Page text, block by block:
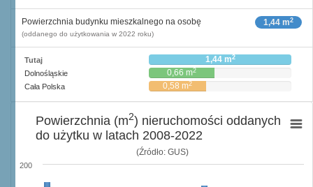
1,44 m2
Powierzchnia budynku mieszkalnego na osobę
(oddanego do użytkowania w 2022 roku)
Tutaj 1,44 m2
Dolnośląskie 0,66 m2
Cała Polska 0,58 m2
(Źródło: GUS)
200
Powierzchnia (m2) nieruchomości oddanych
do użytku w latach 2008-2022